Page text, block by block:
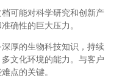
档可能对科学研究和创新产
确性的巨大压力。
厚的生物科技知识，持续
文化环境的能力。与客户
点的关键。